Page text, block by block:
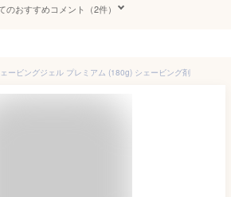
のおすすめコメント（2件）
ービングジェル プレミアム (180g) シェービング剤